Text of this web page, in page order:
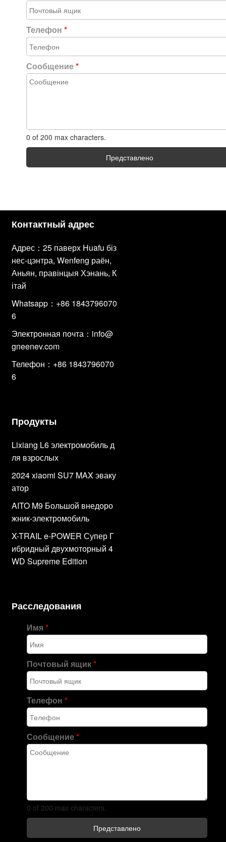
Телефон*
Сообщение*
0 of 200 max characters.
Представлено
Контактный адрес
Адрес：25 паверх Huafu біз
нес-цэнтра, Wenfeng раён,
Аньян, правінцыя Хэнань, К
ітай
Whatsapp：+86 1843796070
6
Электронная почта： info@
gneenev.com
Телефон：+86 1843796070
6
Продукты
Lixiang L6 электромобиль д
ля взрослых
2024 xiaomi SU7 MAX эваку
атор
AITO M9 Большой внедоро
жник-электромобиль
X-TRAIL e-POWER Супер Г
ибридный двухмоторный 4
WD Supreme Edition
Расследования
Имя*
Почтовый ящик*
Телефон*
Сообщение*
0 of 200 max characters.
Представлено